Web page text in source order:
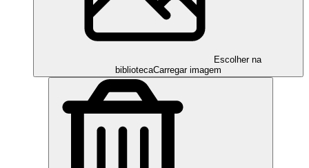
Escolher na
bibliotecaCarregar imagem